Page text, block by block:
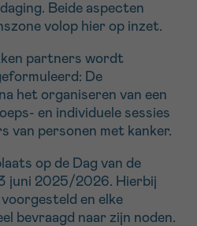
Beide aspecten
volop hier op inzet.
partners wordt
De
het organiseren van een
en individuele sessies
van personen met kanker.
op de Dag van de
juni 2025/2026. Hierbij
en elke
bevraagd naar zijn noden.